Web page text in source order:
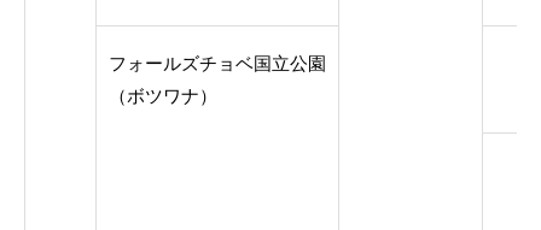
フォールズチョベ国立公園
（ボツワナ）